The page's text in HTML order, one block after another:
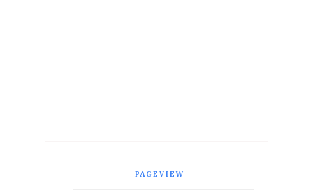
PAGEVIEW